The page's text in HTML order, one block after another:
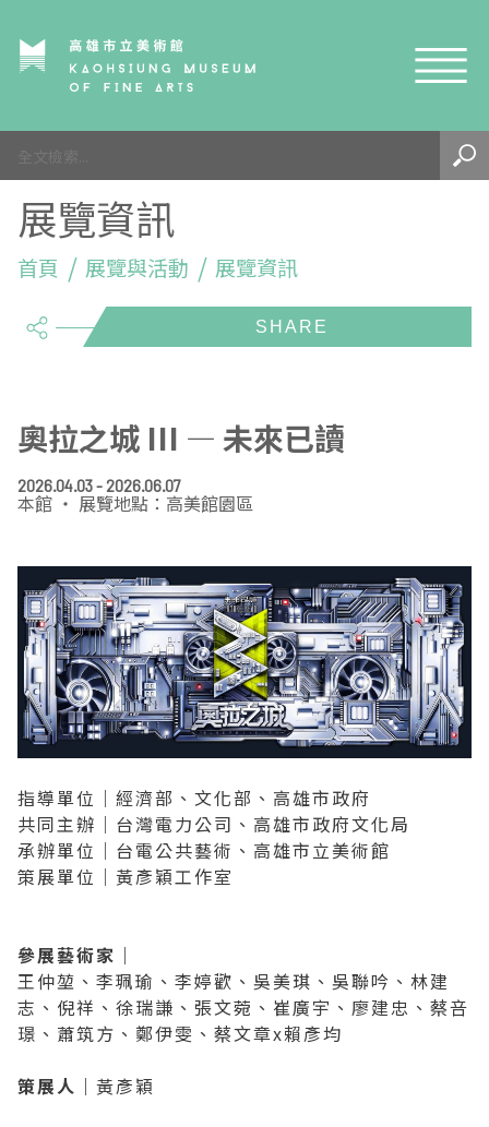
網站導覽
參觀資訊
參觀須知
開館時間
交通資訊
環境介紹
兒童美術館
藝術生態園區
高美館
兒童美術館
易讀手冊
藝術之旅
高美書屋
Pasadena
Pinkoi 電商平台
展覽與活動
展覽資訊
徵件辦法
典藏與研究
典藏查詢
精選典藏
研究資源
藝術認證 / 百夜默讀 / 高雄ART青
視覺藝術影像資料庫
研究出版
線上書
藝術閱聽
雄雄藝見你│Podcast
典藏賞析│Podcasts
視覺影像資料庫│影音紀錄
藝術認證│高美館館刊
百夜藝術默讀│典藏閱讀
南島當代記憶工程│資料庫
典藏3D手上Run
線上展覽
多元史觀特藏室二部曲：南方作為衝撞之所
流於形式—梁任宏個展(1999-2024)
透景線：實境的疊隱與擴張
民・間
2022高雄獎
2021 TAKAO．台客．南方HUE：李俊賢
南方作為相遇之所
2019 奔‧月—劉國松
寓懷的行板：劉生容研究展
來自大地的祝福— 2019-2020典藏捐贈展
感知棲所— 關鍵典藏2019-2020
南方作為相遇之所
感動兔 高美特展
感動虎 高美特展
感動鼠 高美特展
線上學習資源
相遇在南方 - 教/學包
美術資源教室-手作課程
藝術遊戲號
畫想想‧想畫畫
尋寶高雄 - 校園推廣教材
關於我們
高美館
關於館長
組織職掌
規劃傳承
高美館大事記
關於兒童美術館
藝術生態園區
高美之友
美術館會員
合作夥伴
EN
展覽資訊
首頁 展覽與活動 展覽資訊
share
奧拉之城 III — 未來已讀
2026.04.03 - 2026.06.07
本館 ‧ 展覽地點：高美館園區
指導單位｜經濟部、文化部、高雄市政府
共同主辦｜台灣電力公司、高雄市政府文化局
承辦單位｜台電公共藝術、高雄市立美術館
策展單位｜黃彥穎工作室
參展藝術家｜
王仲堃、李珮瑜、李婷歡、吳美琪、吳聯吟、林建
志、倪祥、徐瑞謙、張文菀、崔廣宇、廖建忠、蔡咅
璟、蕭筑方、鄭伊雯、蔡文章x賴彥均
策展人｜ 黃彥穎